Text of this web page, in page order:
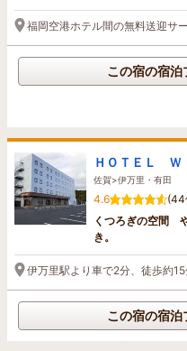
福岡空港ホテル間の無料送迎サ
この宿の宿泊
ＨＯＴＥＬ Ｗ
佐賀>伊万里・有田
4.6
(44
くつろぎの空間
き。
伊万里駅より車で2分、徒歩約
この宿の宿泊